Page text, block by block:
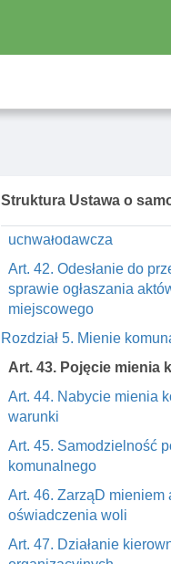
Struktura Ustawa o
Rozdział 4. Akty prawa
uchwałodawcza
Art. 42. Odesłanie do
sprawie ogłaszania
miejscowego
Rozdział 5. Mienie
Art. 43. Pojęcie mienia
Art. 44. Nabycie mienia
warunki
Art. 45. Samodzielność
komunalnego
Art. 46. ZarząD mieniem
oświadczenia woli
Art. 47. Działanie